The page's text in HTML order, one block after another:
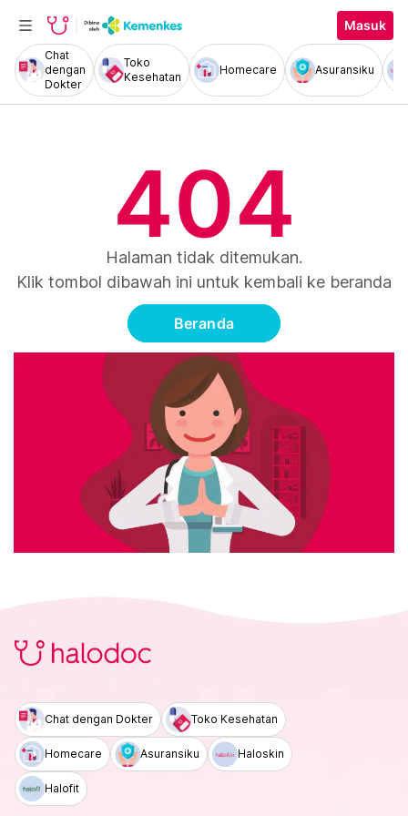
Masuk
Chat
dengan
Dokter
Toko
Kesehatan
Homecare Asuransiku
404
Halaman tidak ditemukan.
Klik tombol dibawah ini untuk kembali ke beranda
Beranda
Chat dengan Dokter Toko Kesehatan
Homecare Asuransiku Haloskin
Halofit